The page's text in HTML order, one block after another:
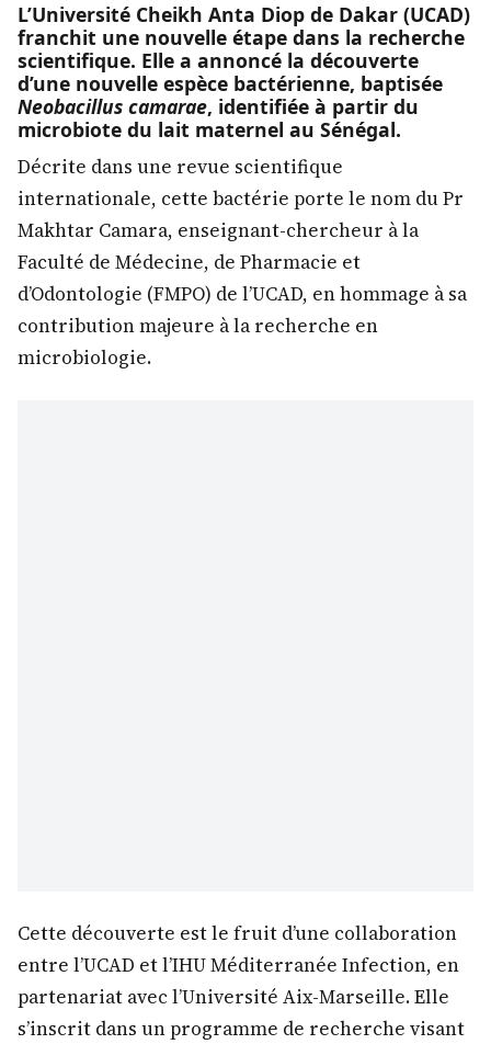
L’Université Cheikh Anta Diop de Dakar (UCAD)
franchit une nouvelle étape dans la recherche
scientifique. Elle a annoncé la découverte
d’une nouvelle espèce bactérienne, baptisée
Neobacillus camarae, identifiée à partir du
microbiote du lait maternel au Sénégal.
Décrite dans une revue scientifique
internationale, cette bactérie porte le nom du Pr
Makhtar Camara, enseignant-chercheur à la
Faculté de Médecine, de Pharmacie et
d’Odontologie (FMPO) de l’UCAD, en hommage à sa
contribution majeure à la recherche en
microbiologie.
Cette découverte est le fruit d’une collaboration
entre l’UCAD et l’IHU Méditerranée Infection, en
partenariat avec l’Université Aix-Marseille. Elle
s’inscrit dans un programme de recherche visant